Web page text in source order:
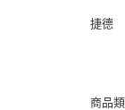
捷德
商品